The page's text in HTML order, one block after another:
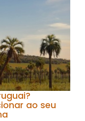
ao seu